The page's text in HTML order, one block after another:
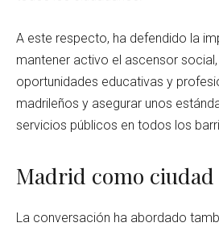
A este respecto, ha defendido la
mantener activo el ascensor
oportunidades educativas y
madrileños y asegurar unos
servicios públicos en todos los
Madrid como
La conversación ha abordado